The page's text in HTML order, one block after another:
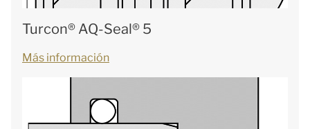
Turcon® AQ-Seal® 5
Más información